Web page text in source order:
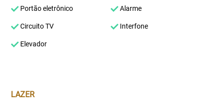
Portão eletrônico Alarme
Circuito TV Interfone
Elevador
LAZER